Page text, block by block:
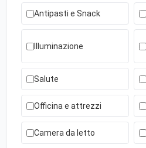
Antipasti e Snack
Illuminazione
Salute
Officina e attrezzi
Camera da letto